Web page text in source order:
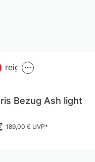
Greige
Bezug Ash light
189,00 € UVP*